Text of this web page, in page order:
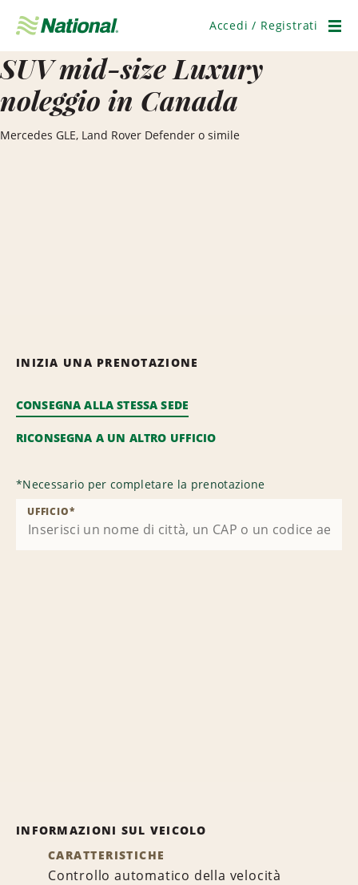
navigazione
Accedi / Registrati
SUV mid-size Luxury
noleggio in Canada
Mercedes GLE, Land Rover Defender o simile
INIZIA UNA PRENOTAZIONE
CONSEGNA ALLA STESSA SEDE
RICONSEGNA A UN ALTRO UFFICIO
*Necessario per completare la prenotazione
UFFICIO*
INFORMAZIONI SUL VEICOLO
CARATTERISTICHE
Controllo automatico della velocità